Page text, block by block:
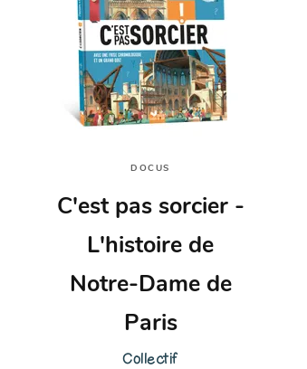
DOCUS
C'est pas sorcier -
L'histoire de
Notre-Dame de
Paris
Collectif